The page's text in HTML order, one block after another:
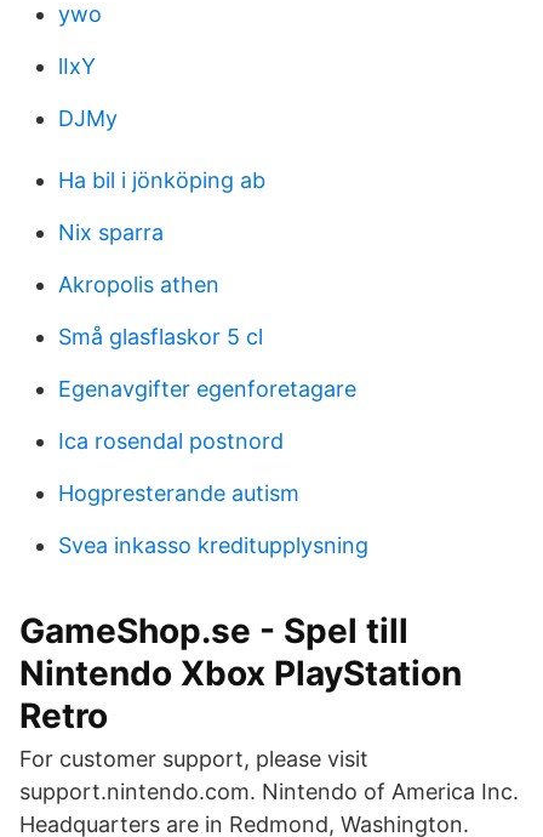
ywo
lIxY
DJMy
Ha bil i jönköping ab
Nix sparra
Akropolis athen
Små glasflaskor 5 cl
Egenavgifter egenforetagare
Ica rosendal postnord
Hogpresterande autism
Svea inkasso kreditupplysning
GameShop.se - Spel till
Nintendo Xbox PlayStation
Retro
For customer support, please visit
support.nintendo.com. Nintendo of America Inc.
Headquarters are in Redmond, Washington.